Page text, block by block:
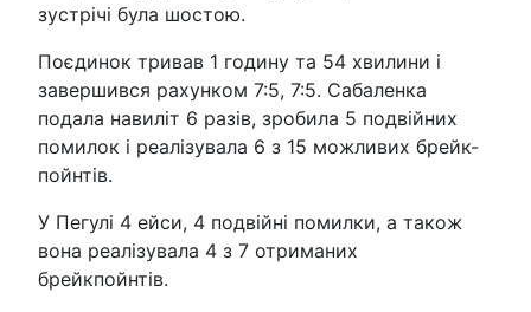
зустрічі була шостою.
Поєдинок тривав 1 годину та 54 хвилини і
завершився рахунком 7:5, 7:5. Сабаленка
подала навиліт 6 разів, зробила 5 подвійних
помилок і реалізувала 6 з 15 можливих брейк-
пойнтів.
У Пегулі 4 ейси, 4 подвійні помилки, а також
вона реалізувала 4 з 7 отриманих
брейкпойнтів.